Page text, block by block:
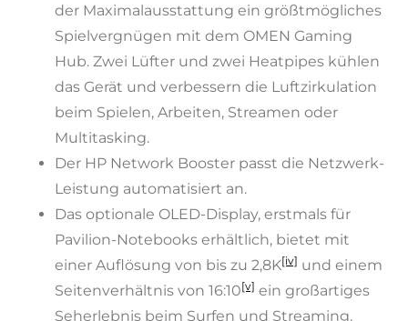
der Maximalausstattung ein größtmögliches
Spielvergnügen mit dem OMEN Gaming
Hub. Zwei Lüfter und zwei Heatpipes kühlen
das Gerät und verbessern die Luftzirkulation
beim Spielen, Arbeiten, Streamen oder
Multitasking.
Der HP Network Booster passt die Netzwerk-
Leistung automatisiert an.
Das optionale OLED-Display, erstmals für
Pavilion-Notebooks erhältlich, bietet mit
einer Auflösung von bis zu 2,8K[iv] und einem
Seitenverhältnis von 16:10[v] ein großartiges
Seherlebnis beim Surfen und Streaming.